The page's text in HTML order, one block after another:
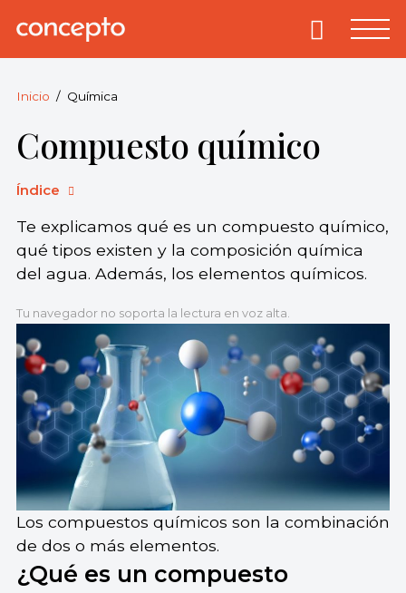
Concepto.
derechos
reservados.
Primary
Inicio Química
Compuesto químico
Índice
Te explicamos qué es un compuesto químico,
qué tipos existen y la composición química
del agua. Además, los elementos químicos.
Tu navegador no soporta la lectura en voz alta.
Los compuestos químicos son la combinación
de dos o más elementos.
¿Qué es un compuesto